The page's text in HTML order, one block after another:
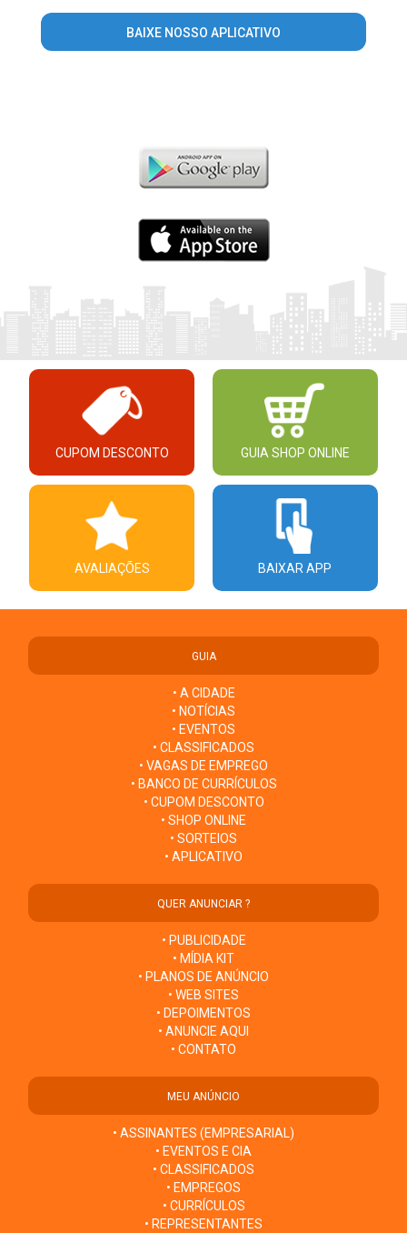
BAIXE NOSSO APLICATIVO
CUPOM DESCONTO GUIA SHOP ONLINE
AVALIAÇÕES BAIXAR APP
GUIA
• A CIDADE
• NOTÍCIAS
• EVENTOS
• CLASSIFICADOS
• VAGAS DE EMPREGO
• BANCO DE CURRÍCULOS
• CUPOM DESCONTO
• SHOP ONLINE
• SORTEIOS
• APLICATIVO
QUER ANUNCIAR ?
• PUBLICIDADE
• MÍDIA KIT
• PLANOS DE ANÚNCIO
• WEB SITES
• DEPOIMENTOS
• ANUNCIE AQUI
• CONTATO
MEU ANÚNCIO
• ASSINANTES (EMPRESARIAL)
• EVENTOS E CIA
• CLASSIFICADOS
• EMPREGOS
• CURRÍCULOS
• REPRESENTANTES